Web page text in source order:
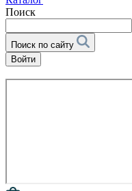
Поиск
Поиск по сайту
Войти